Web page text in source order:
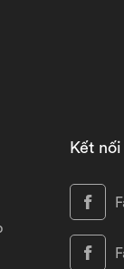
Kết